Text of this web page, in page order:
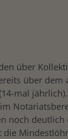
über
über dem
mal
noch deutlich
die